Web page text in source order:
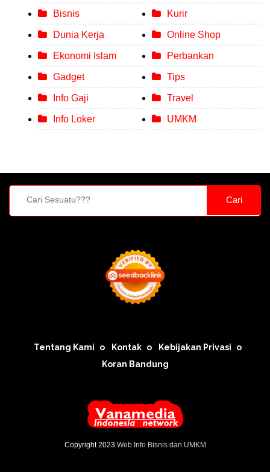
Bisnis
Dunia Kerja
Ekonomi Islam
Gadget
Info Gaji
Info Loker
Kurir
Online Shop
Perbankan
Tips
Travel
UMKM
Cari
Tentang Kami Kontak
Kebijakan Privasi
Koran Bandung
Copyright 2023 Web Info Bisnis dan UMKM